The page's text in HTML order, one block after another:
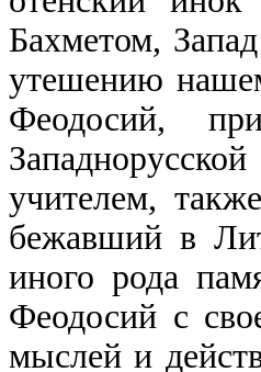
Бахметом,
утешению
Феодосий,
учителем,
бежавший в
иного рода
Феодосий с
мыслей и